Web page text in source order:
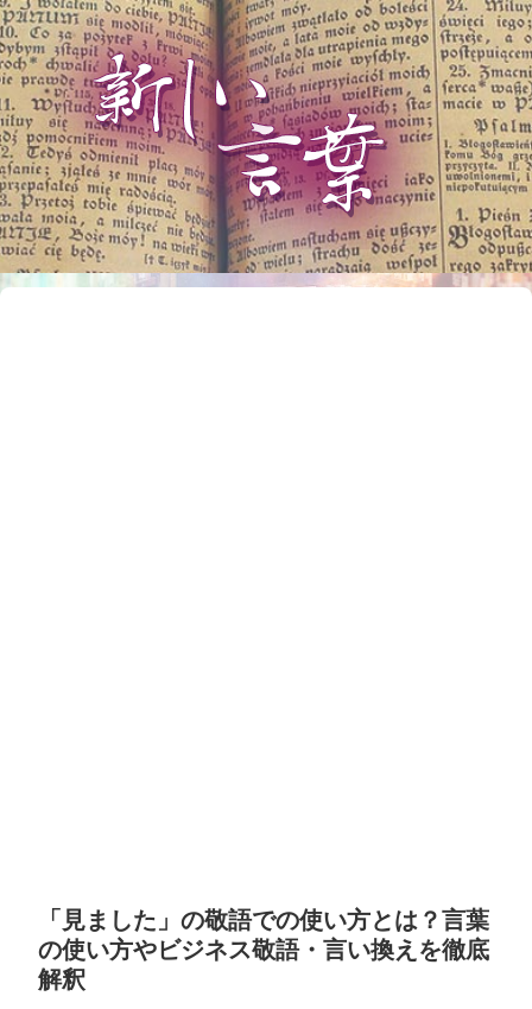
「見ました」の敬語での使い方とは？言葉
の使い方やビジネス敬語・言い換えを徹底
解釈